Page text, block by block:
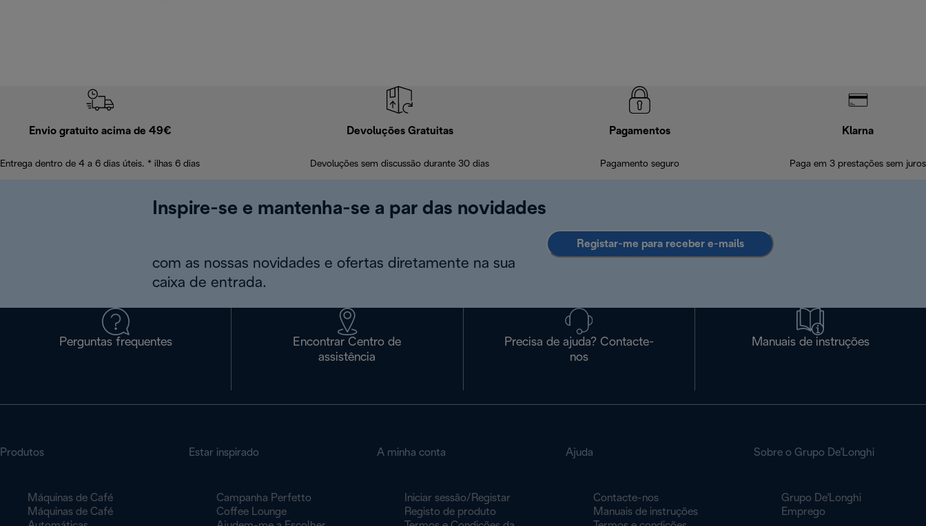
Envio gratuito acima de 49€
Entrega dentro de 4 a 6 dias úteis. * ilhas 6 dias
Devoluções Gratuitas
Devoluções sem discussão durante 30 dias
Pagamentos
Pagamento seguro
Klarna
Paga em 3 prestações sem juros
Inspire-se e mantenha-se a par das novidades
com as nossas novidades e ofertas diretamente na sua
caixa de entrada.
Registar-me para receber e-mails
Perguntas frequentes
Encontrar Centro de
assistência
Precisa de ajuda? Contacte-
nos
Manuais de instruções
Produtos
Máquinas de Café
Máquinas de Café
Estar inspirado
Campanha Perfetto
Coffee Lounge
A minha conta
Iniciar sessão/Registar
Registo de produto
Ajuda
Contacte-nos
Manuais de instruções
Sobre o Grupo De'Longhi
Grupo De'Longhi
Emprego